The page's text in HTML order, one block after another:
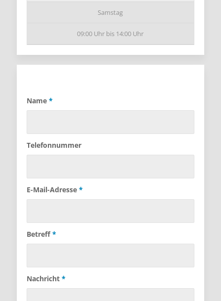
Samstag
09:00 Uhr bis 14:00 Uhr
Name *
Telefonnummer
E-Mail-Adresse *
Betreff*
Nachricht *